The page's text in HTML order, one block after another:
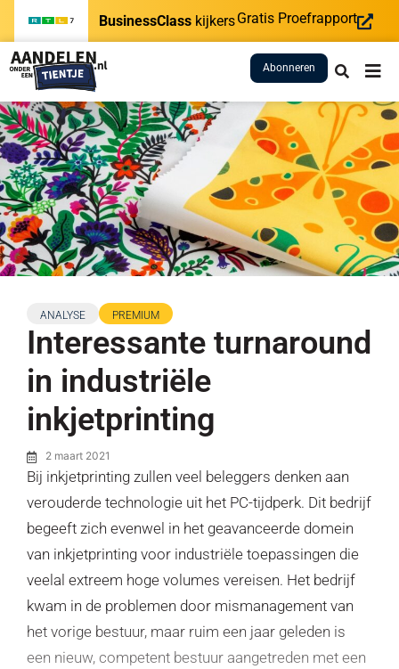
BusinessClass kijkersGratis Proefrapport
Abonneren
ANALYSE PREMIUM
Interessante turnaround
in industriële
inkjetprinting
2 maart 2021
Bij inkjetprinting zullen veel beleggers denken aan
verouderde technologie uit het PC-tijdperk. Dit bedrijf
begeeft zich evenwel in het geavanceerde domein
van inkjetprinting voor industriële toepassingen die
veelal extreem hoge volumes vereisen. Het bedrijf
kwam in de problemen door mismanagement van
het vorige bestuur, maar ruim een jaar geleden is
een nieuw, competent bestuur aangetreden met een